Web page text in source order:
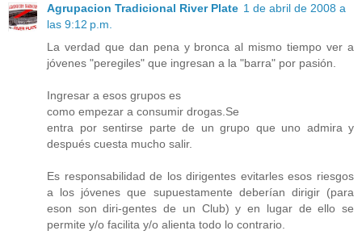
Agrupacion Tradicional River Plate 1 de abril de 2008 a
las 9:12 p.m.
La verdad que dan pena y bronca al mismo tiempo ver a
jóvenes "peregiles" que ingresan a la "barra" por pasión.
Ingresar a esos grupos es
como empezar a consumir drogas.Se
entra por sentirse parte de un grupo que uno admira y
después cuesta mucho salir.
Es responsabilidad de los dirigentes evitarles esos riesgos
a los jóvenes que supuestamente deberían dirigir (para
eson son diri-gentes de un Club) y en lugar de ello se
permite y/o facilita y/o alienta todo lo contrario.